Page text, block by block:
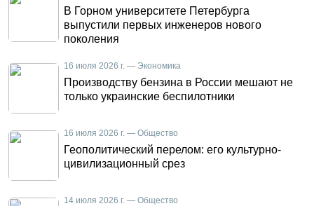
В Горном университете Петербурга
выпустили первых инженеров нового
поколения
16 июля 2026 г. — Экономика
Производству бензина в России мешают не
только украинские беспилотники
16 июля 2026 г. — Общество
Геополитический перелом: его культурно-
цивилизационный срез
14 июля 2026 г. — Общество